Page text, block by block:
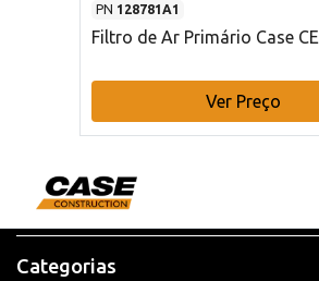
PN 128781A1
Filtro de Ar Primário Case CE
Ver Preço
Categorias